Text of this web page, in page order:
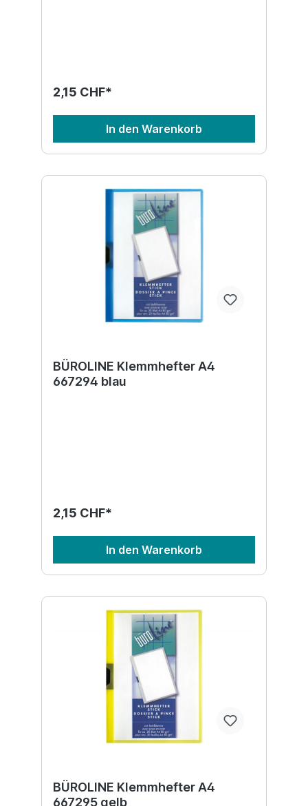
2,15 CHF*
In den Warenkorb
BÜROLINE Klemmhefter A4
667294 blau
2,15 CHF*
In den Warenkorb
BÜROLINE Klemmhefter A4
667295 gelb